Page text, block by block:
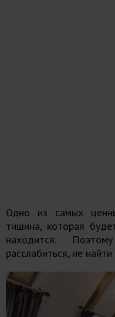
Одно из самых
тишина, которая
находится.
расслабиться, не